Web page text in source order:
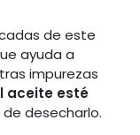
de este
ayuda a
impurezas
aceite esté
desecharlo.